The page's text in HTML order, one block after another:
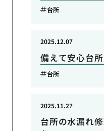
台所
備えて安心台
2025.12.07
台所
台所の水漏れ
2025.11.27